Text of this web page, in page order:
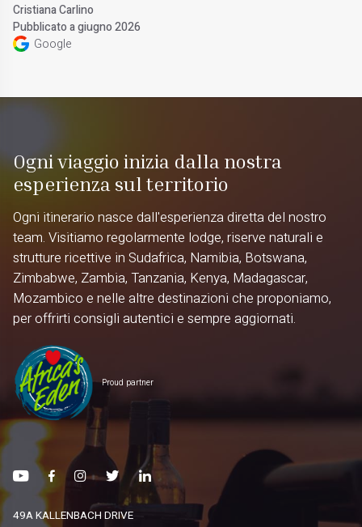
Cristiana Carlino
Pubblicato a giugno 2026
Google
Ogni viaggio inizia dalla nostra
esperienza sul territorio
Ogni itinerario nasce dall'esperienza diretta del nostro
team. Visitiamo regolarmente lodge, riserve naturali e
strutture ricettive in Sudafrica, Namibia, Botswana,
Zimbabwe, Zambia, Tanzania, Kenya, Madagascar,
Mozambico e nelle altre destinazioni che proponiamo,
per offrirti consigli autentici e sempre aggiornati.
Proud partner
49A KALLENBACH DRIVE